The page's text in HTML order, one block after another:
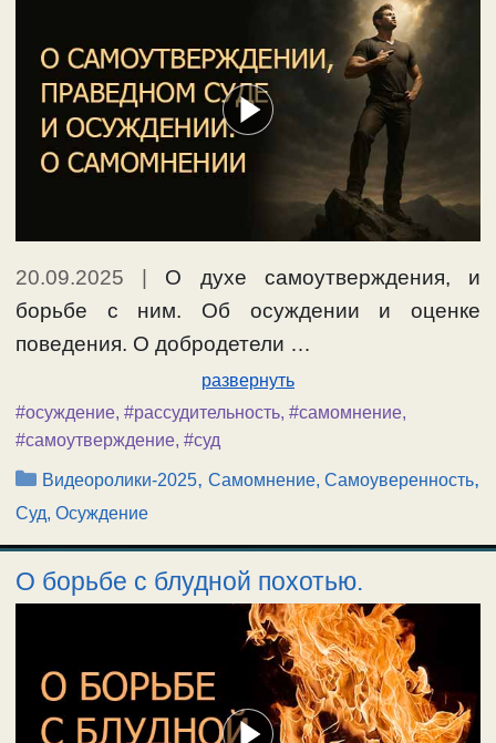
20.09.2025
О духе самоутверждения, и
борьбе с ним. Об осуждении и оценке
поведения. О добродетели …
развернуть
#осуждение, #рассудительность, #самомнение,
#самоутверждение, #суд
Рубрики
Видеоролики-2025,Самомнение, Самоуверенность,
Суд, Осуждение
О борьбе с блудной похотью.